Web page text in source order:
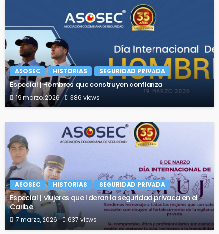
ASOSEC HISTORIAS SEGURIDAD PRIVADA
Especial | Hombres que construyen confianza
19 marzo, 2026 386 views
ASOSEC HISTORIAS SEGURIDAD PRIVADA
Especial | Mujeres que lideran la seguridad privada en el
Caribe
7 marzo, 2026 637 views